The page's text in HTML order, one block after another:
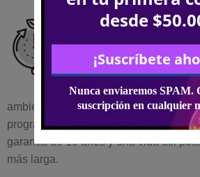
Eco
Los purificadores de
diseñados y fabricados
materiales respetuosos
ambiente siempre que sea posible.
programada, el ionizador de aire
garantía de 10 años y una vida útil
más larga.